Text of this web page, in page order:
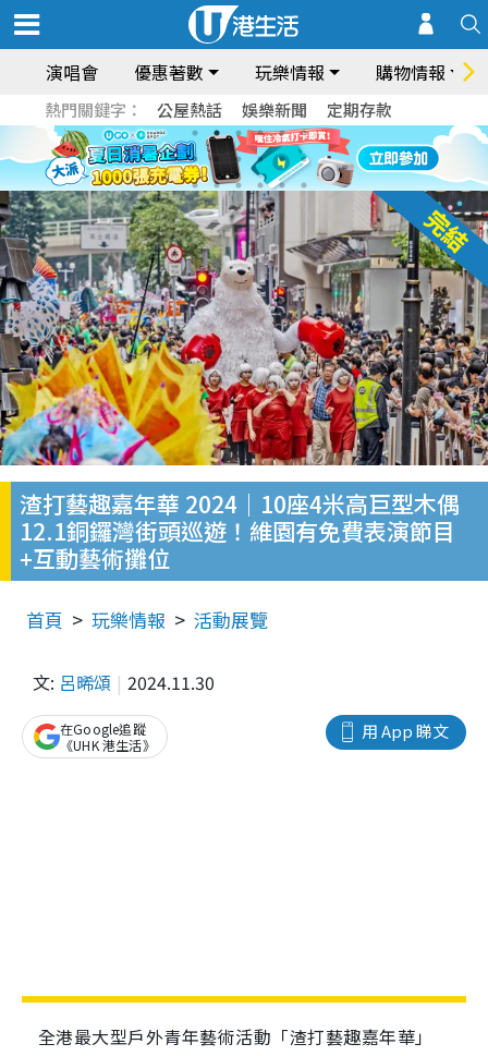
演唱會 優惠著數 玩樂情報 購物情報
熱門關鍵字： 公屋熱話 娛樂新聞 定期存款
渣打藝趣嘉年華 2024｜10座4米高巨型木偶
12.1銅鑼灣街頭巡遊！維園有免費表演節目
+互動藝術攤位
首頁 玩樂情報 活動展覽
文: 呂晞頌 2024.11.30
用 App 睇文
在Google追蹤
《UHK 港生活》
全港最大型戶外青年藝術活動「渣打藝趣嘉年華」